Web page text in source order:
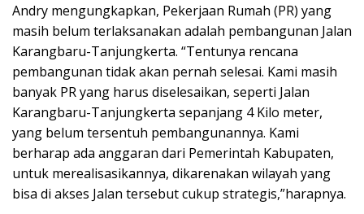
Andry mengungkapkan, Pekerjaan Rumah (PR) yang
masih belum terlaksanakan adalah pembangunan Jalan
Karangbaru-Tanjungkerta. “Tentunya rencana
pembangunan tidak akan pernah selesai. Kami masih
banyak PR yang harus diselesaikan, seperti Jalan
Karangbaru-Tanjungkerta sepanjang 4 Kilo meter,
yang belum tersentuh pembangunannya. Kami
berharap ada anggaran dari Pemerintah Kabupaten,
untuk merealisasikannya, dikarenakan wilayah yang
bisa di akses Jalan tersebut cukup strategis,”harapnya.